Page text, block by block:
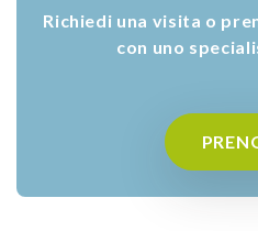
Richiedi una visita o
con uno